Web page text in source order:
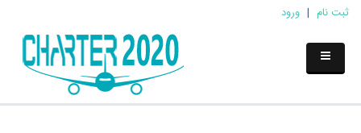
ثبت نام | ورود